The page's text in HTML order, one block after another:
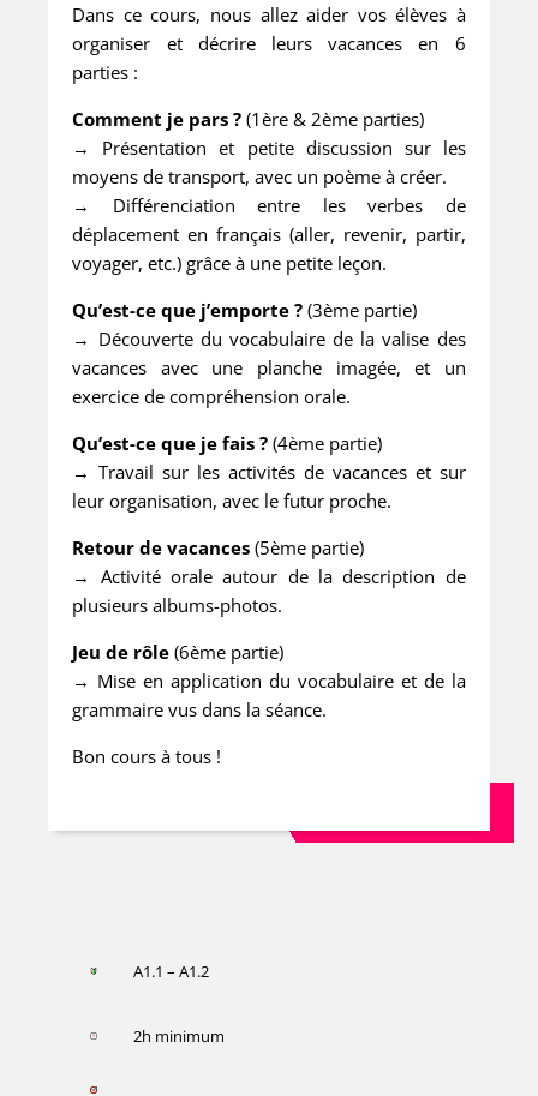
Dans ce cours, nous allez aider vos élèves à
organiser et décrire leurs vacances en 6
parties :
Comment je pars ? (1ère & 2ème parties)
→ Présentation et petite discussion sur les
moyens de transport, avec un poème à créer.
→ Différenciation entre les verbes de
déplacement en français (aller, revenir, partir,
voyager, etc.) grâce à une petite leçon.
Qu’est-ce que j’emporte ? (3ème partie)
→ Découverte du vocabulaire de la valise des
vacances avec une planche imagée, et un
exercice de compréhension orale.
Qu’est-ce que je fais ? (4ème partie)
→ Travail sur les activités de vacances et sur
leur organisation, avec le futur proche.
Retour de vacances (5ème partie)
→ Activité orale autour de la description de
plusieurs albums-photos.
Jeu de rôle (6ème partie)
→ Mise en application du vocabulaire et de la
grammaire vus dans la séance.
Bon cours à tous !
A1.1 – A1.2
2h minimum